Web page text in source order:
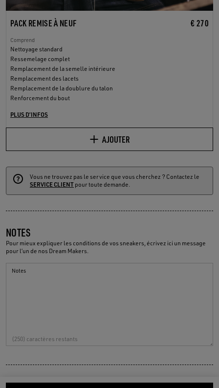
PACK REMISE À NEUF € 270
Comprend
Nettoyage standard
Ressemelage complet
Remplacement de la semelle intérieure
Remplacement des lacets
Remplacement de la doublure du talon
Renforcement du bout
PLUS D’INFOS
AJOUTER
Vous ne trouvez pas le service que vous cherchez ? Contactez le
SERVICE CLIENT pour toute demande.
NOTES
Pour mieux expliquer les conditions de vos sneakers, écrivez ici un message
pour l’un de nos Dream Makers.
Notes
(250) caractères restants